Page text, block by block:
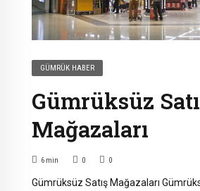
GÜMRÜK HABER
Gümrüksüz
Mağazaları
6 min 0 0
Gümrüksüz Satış Mağazaları